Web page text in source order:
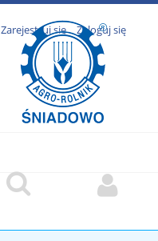
Zarejestruj się Zaloguj się